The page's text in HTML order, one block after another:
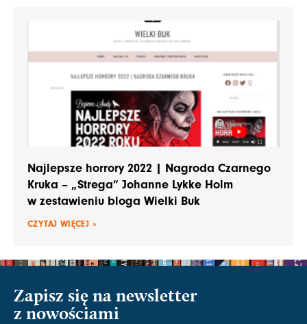
Najlepsze horrory 2022 | Nagroda Czarnego
Kruka – „Strega” Johanne Lykke Holm
w zestawieniu bloga Wielki Buk
CZYTAJ WIĘCEJ »
Zapisz się na newsletter
z nowościami